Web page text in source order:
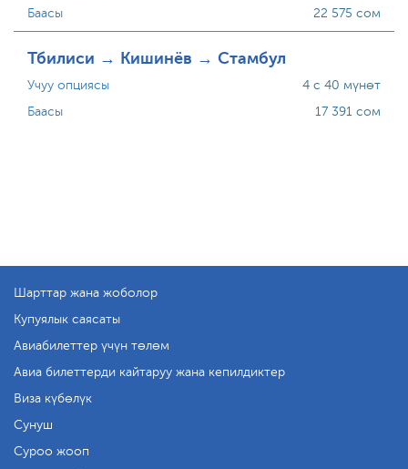
Баасы
22 575 сом
Тбилиси → Кишинёв → Стамбул
Учуу опциясы
Баасы
4 с 40 мүнөт
17 391 сом
Шарттар жана жоболор
Купуялык саясаты
Авиабилеттер үчүн төлөм
Авиа билеттерди кайтаруу жана кепилдиктер
Виза күбөлүк
Сунуш
Суроо жооп